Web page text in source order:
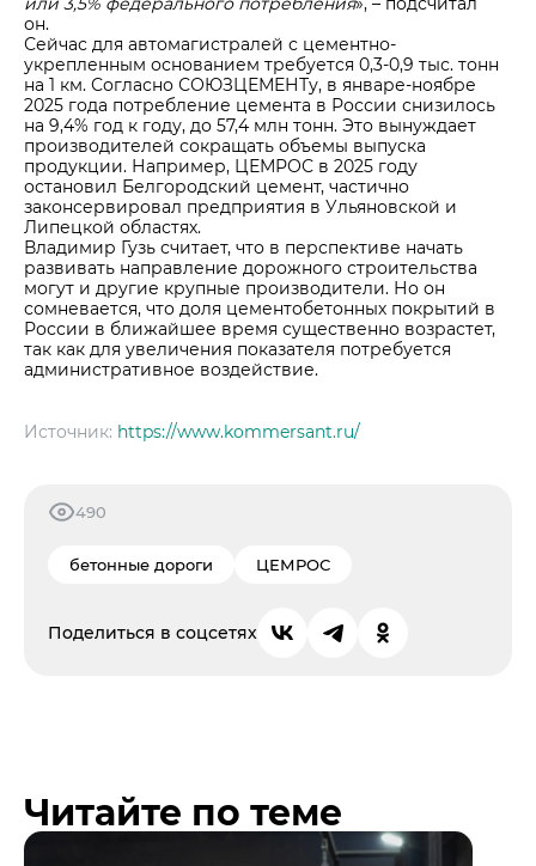
он.
Сейчас для автомагистралей с цементно-
укрепленным основанием требуется 0,3-0,9 тыс. тонн
на 1 км. Согласно СОЮЗЦЕМЕНТу, в январе-ноябре
2025 года потребление цемента в России снизилось
на 9,4% год к году, до 57,4 млн тонн. Это вынуждает
производителей сокращать объемы выпуска
продукции. Например, ЦЕМРОС в 2025 году
остановил Белгородский цемент, частично
законсервировал предприятия в Ульяновской и
Липецкой областях.
Владимир Гузь считает, что в перспективе начать
развивать направление дорожного строительства
могут и другие крупные производители. Но он
сомневается, что доля цементобетонных покрытий в
России в ближайшее время существенно возрастет,
так как для увеличения показателя потребуется
административное воздействие.
Источник: https://www.kommersant.ru/
490
бетонные дороги ЦЕМРОС
Поделиться в соцсетях
Читайте по теме